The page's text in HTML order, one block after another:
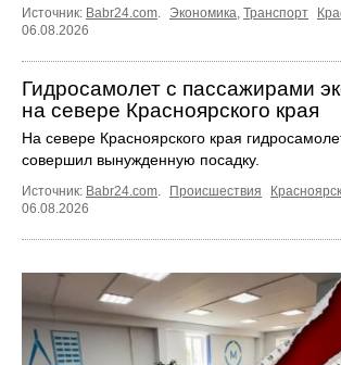
Источник: Babr24.com Экономика Транспорт
06.08.2026
Гидросамолет с пассажирами
на севере Красноярского края
На севере Красноярского края
совершил вынужденную посадку.
Источник: Babr24.com Происшествия Красноярск
06.08.2026